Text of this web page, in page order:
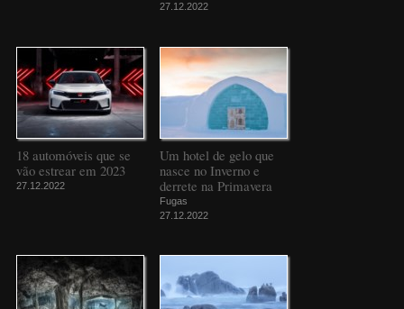
27.12.2022
18 automóveis que se
vão estrear em 2023
27.12.2022
Um hotel de gelo que
nasce no Inverno e
derrete na Primavera
Fugas
27.12.2022